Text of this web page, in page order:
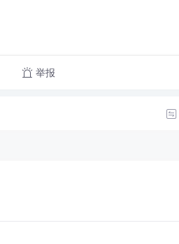
举报